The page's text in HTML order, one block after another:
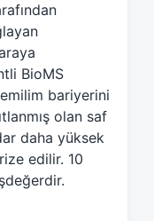
BioMS
bariyerini
olan saf
daha yüksek
edilir. 10